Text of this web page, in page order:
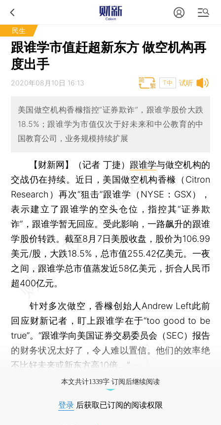
民生
跟谁学市值赶超新东方 做空机构再
度出手
试听
2020年08月10日 16:13 T中
美国做空机构香橼指控“证券欺诈”，跟谁学股价大跌
18.5%；跟谁学为市值仅次于好未来和中公教育的中
国教育公司，业务规模持续扩展
【财新网】（记者 丁捷） 跟谁学与做空机构的
交战仍在持续。近日，美国做空机构香橼（Citron
Research）再次“狙击”跟谁学（NYSE：GSX），
表示建立了跟谁学的空头仓位，指控其“证券欺
诈”，跟谁学暂无回应。受此影响，一路飙升的跟谁
学股价转跌。截至8月7日美股收盘，股价为106.99
美元/股，大跌18.5%，总市值255.42亿美元。一夜
之间，跟谁学总市值蒸发近58亿美元，折合人民币
超400亿元。
针对多次做空，香橼创始人Andrew Left此前
回应财新记者，盯上跟谁学在于“too good to be
true”。“跟谁学向美国证券交易委员会（SEC）报告
的财务状况太好了，令人难以置信。他们的效率绝
不比好未来或新东方高10倍。”
本文共计1339字 订阅后继续阅读
登录 后获取已订阅的阅读权限